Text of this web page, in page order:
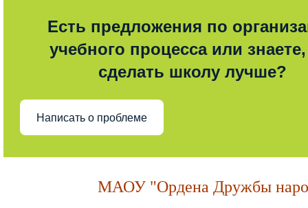
Есть предложения по
учебного процесса или знаете,
сделать школу лучше?
Написать о проблеме
МАОУ "Ордена Дружбы